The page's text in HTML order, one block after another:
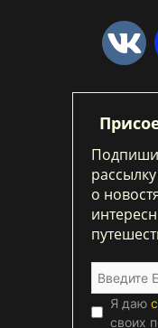
о
Я даю
своих